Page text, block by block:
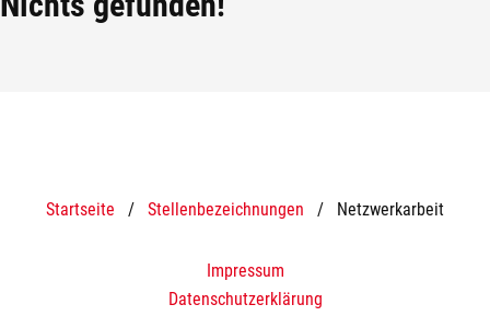
Startseite / Stellenbezeichnungen / Netzwerkarbeit
Impressum
Datenschutzerklärung